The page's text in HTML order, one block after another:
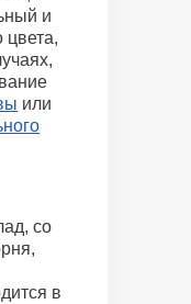
и
цвета,
или
со
в